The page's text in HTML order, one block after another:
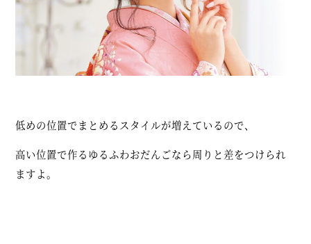
低めの位置でまとめるスタイルが増えているので、
高い位置で作るゆるふわおだんごなら周りと差をつけられ
ますよ。